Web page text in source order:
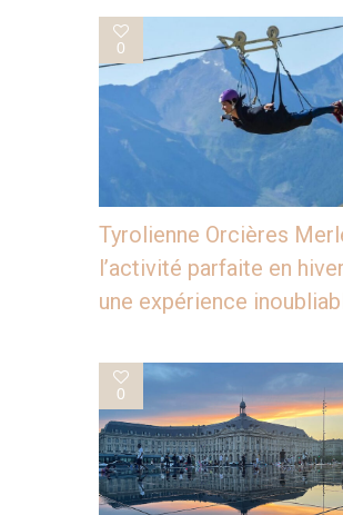
0
Tyrolienne Orcières
l’activité parfaite en
une expérience
0